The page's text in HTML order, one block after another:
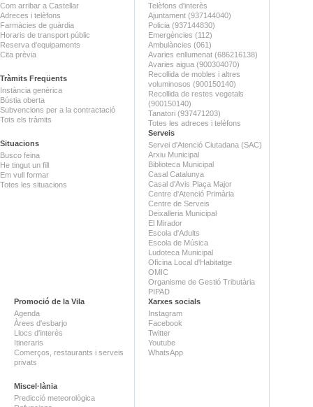
Com arribar a Castellar
Adreces i telèfons
Farmàcies de guàrdia
Horaris de transport públic
Reserva d'equipaments
Cita prèvia
Tràmits Freqüents
Instància genèrica
Bústia oberta
Subvencions per a la contractació
Tots els tràmits
Situacions
Busco feina
He tingut un fill
Em vull formar
Totes les situacions
Telèfons d'interès
Ajuntament (937144040)
Policia (937144830)
Emergències (112)
Ambulàncies (061)
Avaries enllumenat (686216138)
Avaries aigua (900304070)
Recollida de mobles i altres
voluminosos (900150140)
Recollida de restes vegetals
(900150140)
Tanatori (937471203)
Totes les adreces i telèfons
Serveis
Servei d'Atenció Ciutadana (SAC)
Arxiu Municipal
Biblioteca Municipal
Casal Catalunya
Casal d'Avis Plaça Major
Centre d'Atenció Primària
Centre de Serveis
Deixalleria Municipal
El Mirador
Escola d'Adults
Escola de Música
Ludoteca Municipal
Oficina Local d'Habitatge
OMIC
Organisme de Gestió Tributària
PIPAD
Promoció de la Vila
Agenda
Àrees d'esbarjo
Llocs d'interès
Itineraris
Comerços, restaurants i serveis
privats
Miscel·lània
Predicció meteorològica
Xarxes socials
Instagram
Facebook
Twitter
Youtube
WhatsApp